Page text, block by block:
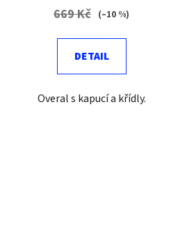
669 Kč (–10 %)
DETAIL
Overal s kapucí a křídly.